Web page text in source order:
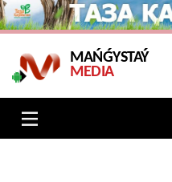
MAŃǴYSTAÝ
MEDIA